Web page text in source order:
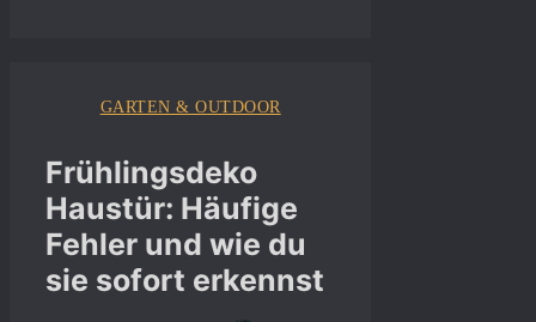
GARTEN & OUTDOOR
Frühlingsdeko
Haustür: Häufige
Fehler und wie du
sie sofort erkennst